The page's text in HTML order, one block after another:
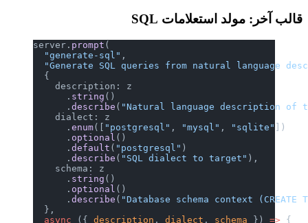
قالب آخر: مولد استعلامات SQL
server. prompt
  "generate-sql"
"Generate SQL queries from natural language
  {
    description: z
      .
string ()
      .
describe ("Natural language description of
    dialect: z
      .
enum ([ "postgresql" , "mysql" , "sqlite"
])
      .
optional ()
      .
default ( "postgresql"
      .
describe ( "SQL dialect to target" ),
    schema: z
      .
string ()
      .
optional ()
      .
describe ("Database schema context
  },
  async
({ description , dialect , schema }) => {